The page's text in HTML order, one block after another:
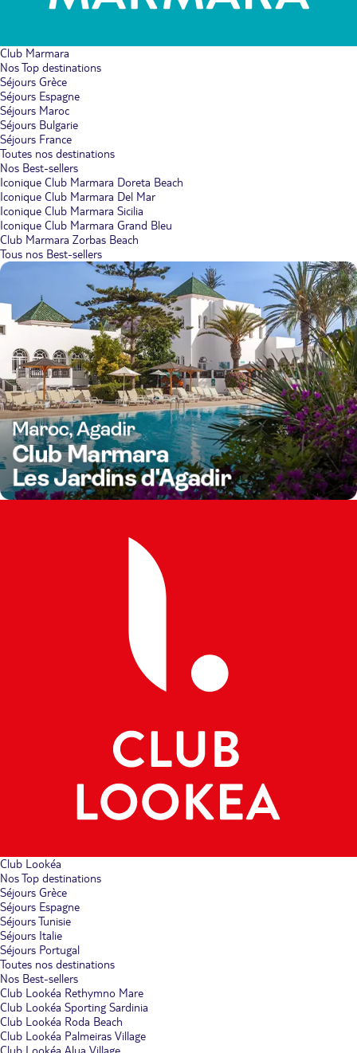
Club Marmara
Nos Top destinations
Séjours Grèce
Séjours Espagne
Séjours Maroc
Séjours Bulgarie
Séjours France
Toutes nos destinations
Nos Best-sellers
Iconique Club Marmara Doreta Beach
Iconique Club Marmara Del Mar
Iconique Club Marmara Sicilia
Iconique Club Marmara Grand Bleu
Club Marmara Zorbas Beach
Tous nos Best-sellers
Club Lookéa
Nos Top destinations
Séjours Grèce
Séjours Espagne
Séjours Tunisie
Séjours Italie
Séjours Portugal
Toutes nos destinations
Nos Best-sellers
Club Lookéa Rethymno Mare
Club Lookéa Sporting Sardinia
Club Lookéa Roda Beach
Club Lookéa Palmeiras Village